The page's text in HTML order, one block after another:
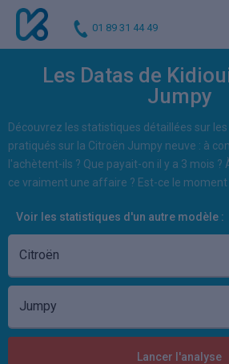
01 89 31 44 49
Les Datas de
Jumpy
Découvrez les statistiques détaillées sur
pratiqués sur la Citroën Jumpy neuve : à
l'achètent-ils ? Que payait-on il y a 3 mois ?
ce vraiment une affaire ? Est-ce le moment
Voir les statistiques d'un autre modèle :
Lancer l'analyse